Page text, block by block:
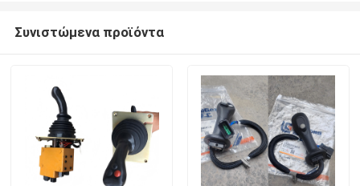
Συνιστώμενα προϊόντα